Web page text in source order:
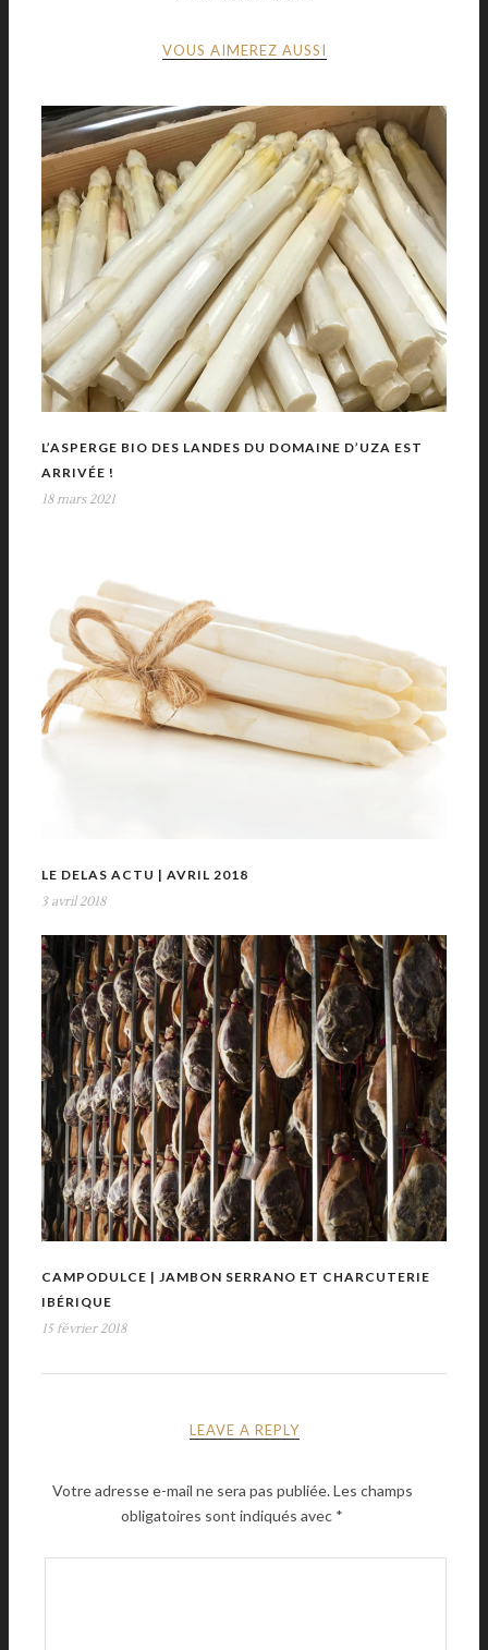
VOUS AIMEREZ AUSSI
L’ASPERGE BIO DES LANDES DU DOMAINE D’UZA EST
ARRIVÉE !
18 mars 2021
LE DELAS ACTU | AVRIL 2018
3 avril 2018
CAMPODULCE | JAMBON SERRANO ET CHARCUTERIE
IBÉRIQUE
15 février 2018
LEAVE A REPLY
Votre adresse e-mail ne sera pas publiée.Les champs
obligatoires sont indiqués avec *